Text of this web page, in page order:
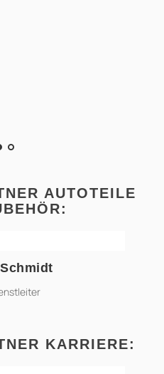
AUTOTEILE
online.de
KARRIERE: